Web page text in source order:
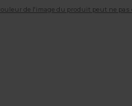
de l'image du produit peut ne